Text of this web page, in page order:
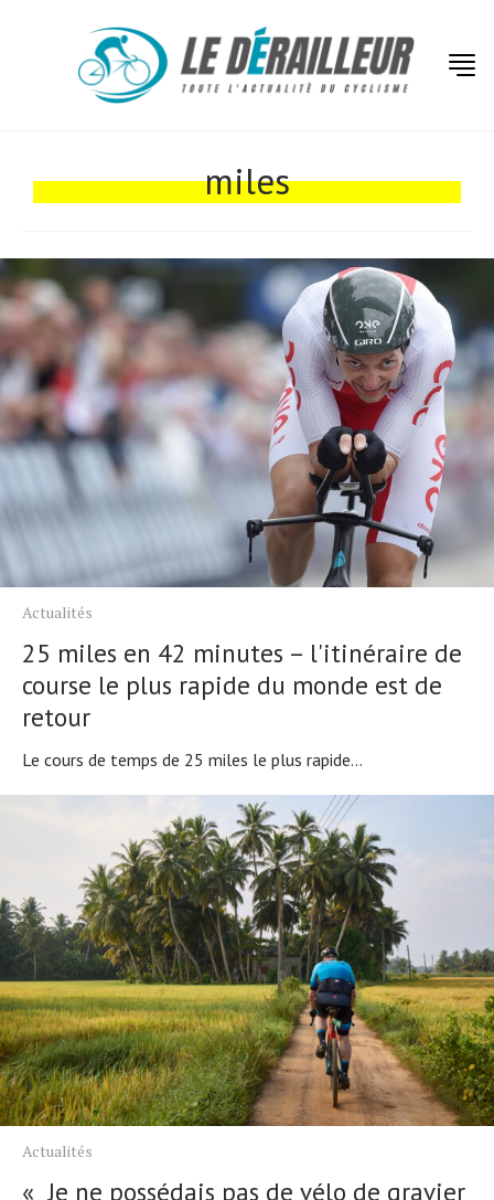
miles
Actualités
25 miles en 42 minutes – l'itinéraire de
course le plus rapide du monde est de
retour
Le cours de temps de 25 miles le plus rapide...
Actualités
« Je ne possédais pas de vélo de gravier
Actualités
Technologies
Tests de produits
Conseils
Tendances
Tous nos articles
À propos